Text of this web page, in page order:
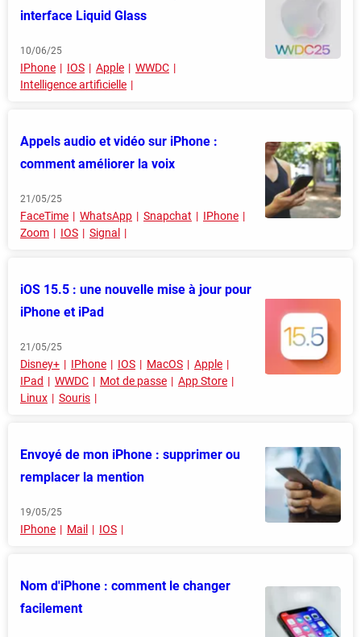
interface Liquid Glass
10/06/25
IPhone IOS Apple
WWDC
Intelligence artificielle
Appels audio et vidéo sur iPhone :
comment améliorer la voix
21/05/25
FaceTime WhatsApp Snapchat
IPhone
Zoom
IOS Signal
iOS 15.5 : une nouvelle mise à jour pour
iPhone et iPad
21/05/25
Disney+ IPhone IOS MacOS
Apple
IPad
WWDC Mot de passe
App Store
Linux
Souris
Envoyé de mon iPhone : supprimer ou
remplacer la mention
19/05/25
IPhone Mail IOS
Nom d'iPhone : comment le changer
facilement